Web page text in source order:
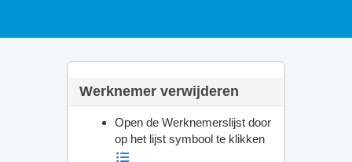
Werknemer verwijderen
Open de Werknemerslijst door
op het lijst symbool te klikken